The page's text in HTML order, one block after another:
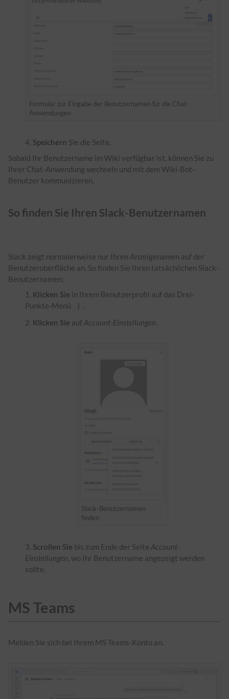
Formular zur Eingabe der Benutzernamen für die Chat-
Anwendungen
Speichern Sie die Seite.
Sobald Ihr Benutzername im Wiki verfügbar ist, können Sie zu
Ihrer Chat-Anwendung wechseln und mit dem Wiki-Bot-
Benutzer kommunizieren.
So finden Sie Ihren Slack-Benutzernamen
Slack zeigt normalerweise nur Ihren Anzeigenamen auf der
Benutzeroberfläche an. So finden Sie Ihren tatsächlichen Slack-
Benutzernamen:
Klicken Sie in Ihrem Benutzerprofil auf das Drei-
Punkte-Menü
.
Klicken Sie aufAccount-Einstellungen.
Slack-Benutzernamen
finden
Scrollen Sie bis zum Ende der SeiteAccount-
Einstellungen, wo Ihr Benutzername angezeigt werden
sollte.
MS Teams
Melden Sie sich bei Ihrem MS Teams-Konto an.